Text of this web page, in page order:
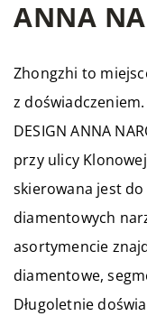
ANNA
Zhongzhi to
z doświadczeniem.
DESIGN ANNA
przy ulicy
skierowana jest
diamentowych
asortymencie
diamentowe,
Długoletnie